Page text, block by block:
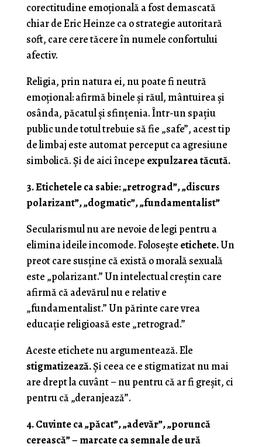
corectitudine emoțională a fost demascată
chiar de Eric Heinze ca o strategie autoritară
soft, care cere tăcere în numele confortului
afectiv.
Religia, prin natura ei, nu poate fi neutră
emoțional: afirmă binele și răul, mântuirea și
osânda, păcatul și sfințenia. Într-un spațiu
public unde totul trebuie să fie „safe”, acest tip
de limbaj este automat perceput ca agresiune
simbolică. Și de aici începe expulzarea tăcută.
3. Etichetele ca sabie: „retrograd”, „discurs
polarizant”, „dogmatic”, „fundamentalist”
Secularismul nu are nevoie de legi pentru a
elimina ideile incomode. Folosește etichete.Un
preot care susține că există o morală sexuală
este „polarizant.” Un intelectual creștin care
afirmă că adevărul nu e relativ e
„fundamentalist.” Un părinte care vrea
educație religioasă este „retrograd.”
Aceste etichete nu argumentează. Ele
stigmatizează.Și ceea ce e stigmatizat nu mai
are drept la cuvânt – nu pentru că ar fi greșit, ci
pentru că „deranjează”.
4. Cuvinte ca „păcat”, „adevăr”, „poruncă
cerească” – marcate ca semnale de ură